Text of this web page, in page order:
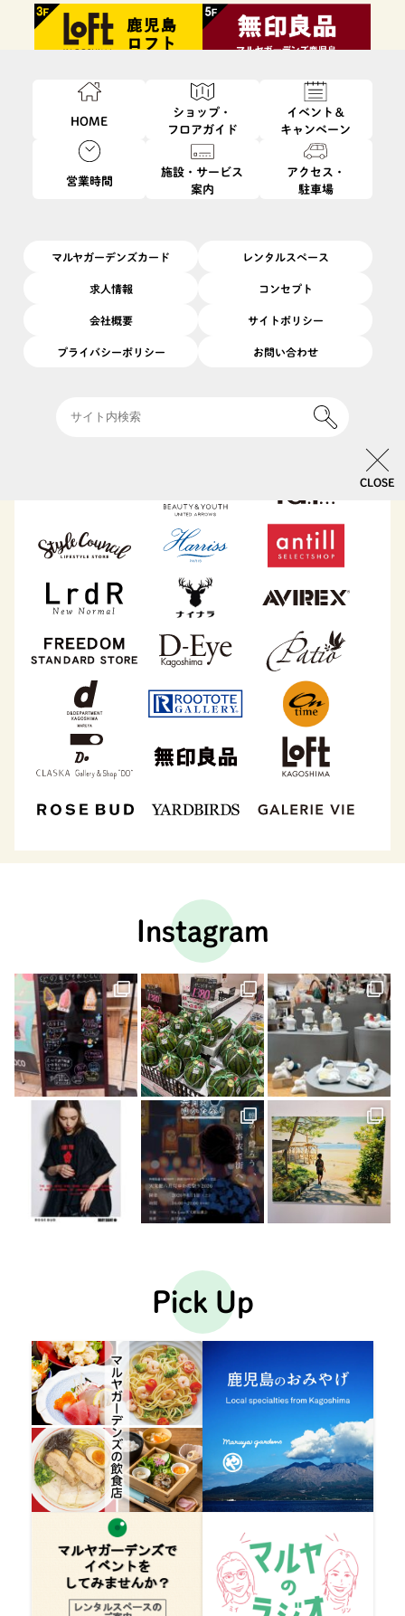
HOME
ショップ・
フロアガイド
イベント＆
キャンペーン
営業時間
施設・サービス
案内
アクセス・
駐車場
マルヤガーデンズカード レンタルスペース
求人情報 コンセプト
会社概要 サイトポリシー
プライバシーポリシー お問い合わせ
CLOSE
Instagram
Pick Up